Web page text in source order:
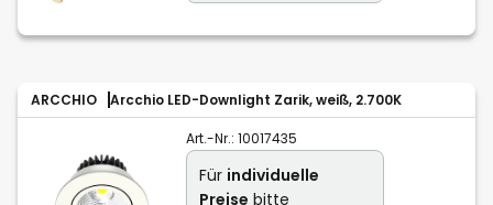
ARCCHIO Arcchio LED-Downlight Zarik, weiß, 2.700K
Art.-Nr.: 10017435
Für individuelle
Preise bitte